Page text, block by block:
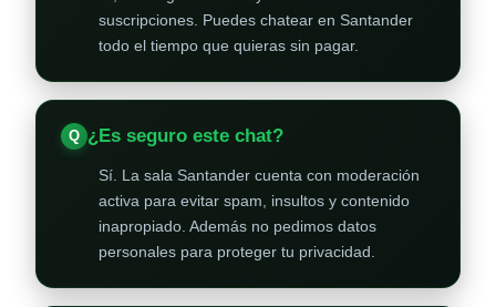
suscripciones. Puedes chatear en Santander
todo el tiempo que quieras sin pagar.
¿Es seguro este chat?
Sí. La sala Santander cuenta con moderación
activa para evitar spam, insultos y contenido
inapropiado. Además no pedimos datos
personales para proteger tu privacidad.